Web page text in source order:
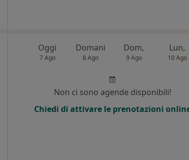
Oggi
7 Ago
Domani
8 Ago
Dom,
9 Ago
Lun,
10 Ago
Non ci sono agende disponibili!
Chiedi di attivare le prenotazioni